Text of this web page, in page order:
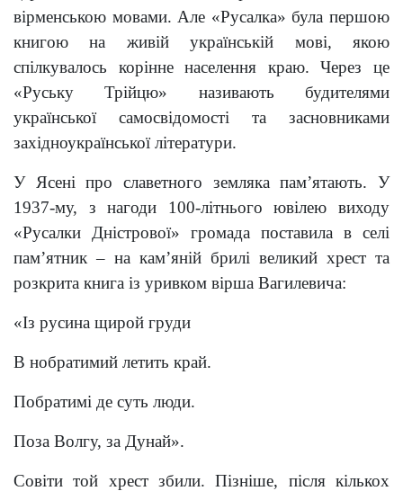
вірменською мовами. Але «Русалка» була першою
книгою на живій українській мові, якою
спілкувалось корінне населення краю. Через це
«Руську Трійцю» називають будителями
української самосвідомості та засновниками
західноукраїнської літератури.
У Ясені про славетного земляка пам’ятають. У
1937-му, з нагоди 100-літнього ювілею виходу
«Русалки Дністрової» громада поставила в селі
пам’ятник – на кам’яній брилі великий хрест та
розкрита книга із уривком вірша Вагилевича:
«Із русина щирой груди
В нобратимий летить край.
Побратимі де суть люди.
Поза Волгу, за Дунай».
Совіти той хрест збили. Пізніше, після кількох